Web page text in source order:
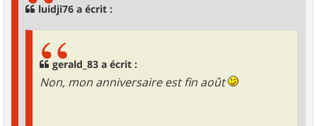
luidji76 a écrit :
gerald_83 a écrit :
Non, mon anniversaire est fin août